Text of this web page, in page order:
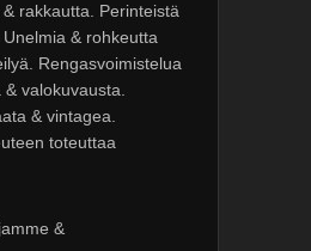
rakkautta. Perinteistä
& rohkeutta
Rengasvoimistelua
valokuvausta.
& vintagea.
toteuttaa
&